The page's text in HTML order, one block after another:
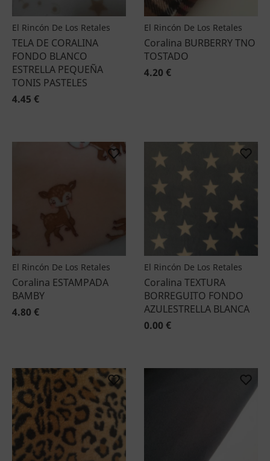
El Rincón De Los Retales
TELA DE CORALINA
FONDO BLANCO
ESTRELLA PEQUEÑA
TONIS PASTELES
4.45 €
El Rincón De Los Retales
Coralina BURBERRY TNO
TOSTADO
4.20 €
El Rincón De Los Retales
Coralina ESTAMPADA
BAMBY
4.80 €
El Rincón De Los Retales
Coralina TEXTURA
BORREGUITO FONDO
AZULESTRELLA BLANCA
0.00 €